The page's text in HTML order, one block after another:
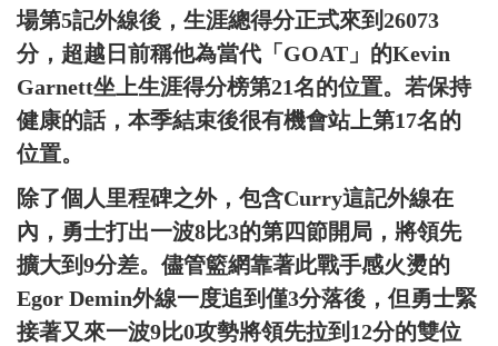
場第5記外線後，生涯總得分正式來到26073
分，超越日前稱他為當代「GOAT」的Kevin
Garnett坐上生涯得分榜第21名的位置。若保持
健康的話，本季結束後很有機會站上第17名的
位置。
除了個人里程碑之外，包含Curry這記外線在
內，勇士打出一波8比3的第四節開局，將領先
擴大到9分差。儘管籃網靠著此戰手感火燙的
Egor Demin外線一度追到僅3分落後，但勇士緊
接著又來一波9比0攻勢將領先拉到12分的雙位